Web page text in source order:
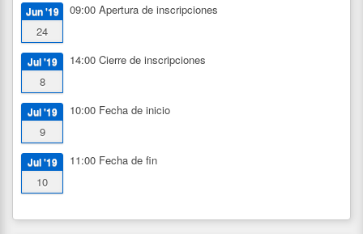
Jun '19
24
09:00 Apertura de inscripciones
Jul '19
8
14:00 Cierre de inscripciones
Jul '19
9
10:00 Fecha de inicio
Jul '19
10
11:00 Fecha de fin